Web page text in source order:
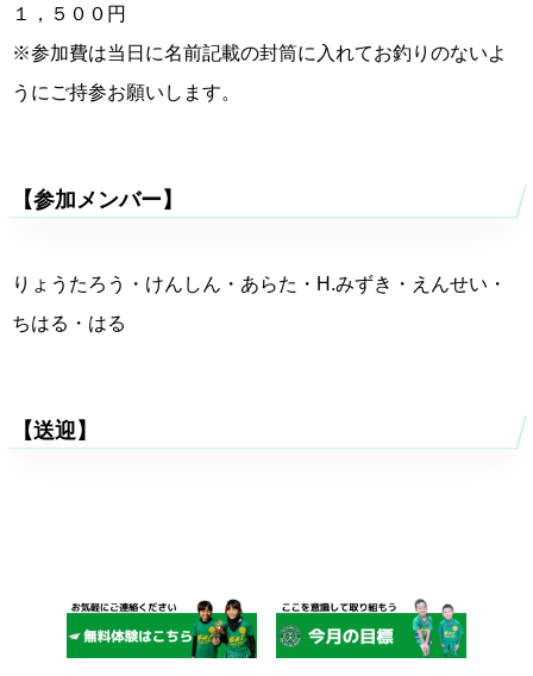
１，５００円
※参加費は当日に名前記載の封筒に入れてお釣りのないよ
うにご持参お願いします。
【参加メンバー】
りょうたろう・けんしん・あらた・H.みずき・えんせい・
ちはる・はる
【送迎】